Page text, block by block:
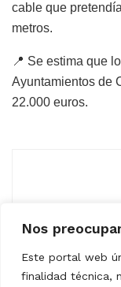
Nos
Este portal web
finalidad técnica,
cable que
metros.
📍 Se estima que
Ayuntamientos de
22.000 euros.